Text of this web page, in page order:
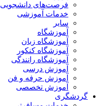
فرصت‌های دانشجویی
خدمات آموزشی
سایر
آموزشگاه
آموزشگاه زبان
آموزشگاه کنکور
آموزشگاه رانندگی
آموزش درسی
آموزش حرفه و فن
آموزش تخصصی
گردشگری